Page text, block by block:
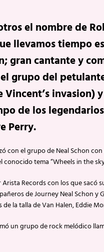
el nombre de
llevamos tiempo
gran cantante y
grupo del
invasion)
de los
Perry.
con el grupo de Neal Schon
conocido tema “Wheels in the
Records con los que sacó
de Journey Neal Schon y
la talla de Van Halen, Eddie
un grupo de rock melódico